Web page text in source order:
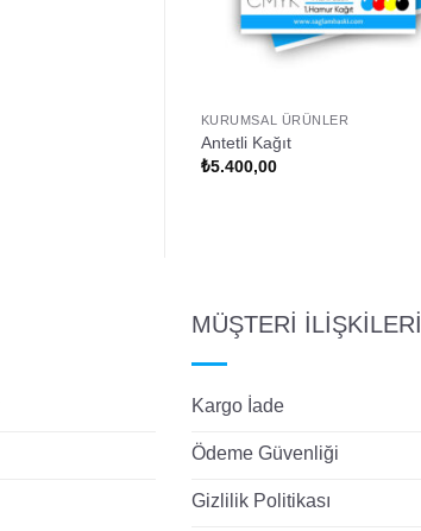
KURUMSAL ÜRÜNLER
Antetli Kağıt
₺5.400,00
MÜŞTERİ İLİŞKİLERİ
Kargo İade
Ödeme Güvenliği
Gizlilik Politikası